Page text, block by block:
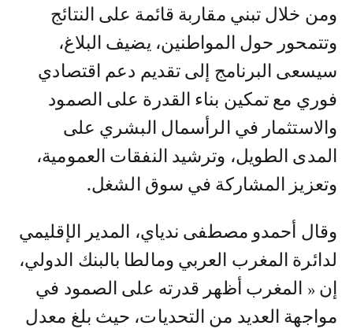
ومن خلال تبني مقاربة قائمة على النتائج
وتتمحور حول المواطنين، يضيف البلاغ،
سيسعى البرنامج إلى تقديم دعم اقتصادي
فوري مع تمكين بناء القدرة على الصمود
والاستثمار في الرأسمال البشري على
المدى الطويل، وترشيد النفقات العمومية،
وتعزيز المشاركة في سوق الشغل.
وقال أحمدو مصطفى ندياي، المدير الإقليمي
لدائرة المغرب العربي ومالطا بالبنك الدولي،
إن « المغرب أظهر قدرته على الصمود في
مواجهة العديد من التحديات، حيث بلغ معدل